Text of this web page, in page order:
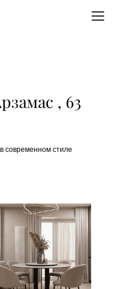
, 63
современном стиле